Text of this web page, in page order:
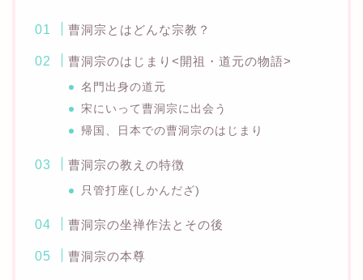
曹洞宗とはどんな宗教？
曹洞宗のはじまり<開祖・道元の物語>
名門出身の道元
宋にいって曹洞宗に出会う
帰国、日本での曹洞宗のはじまり
曹洞宗の教えの特徴
只管打座(しかんだざ)
曹洞宗の坐禅作法とその後
曹洞宗の本尊